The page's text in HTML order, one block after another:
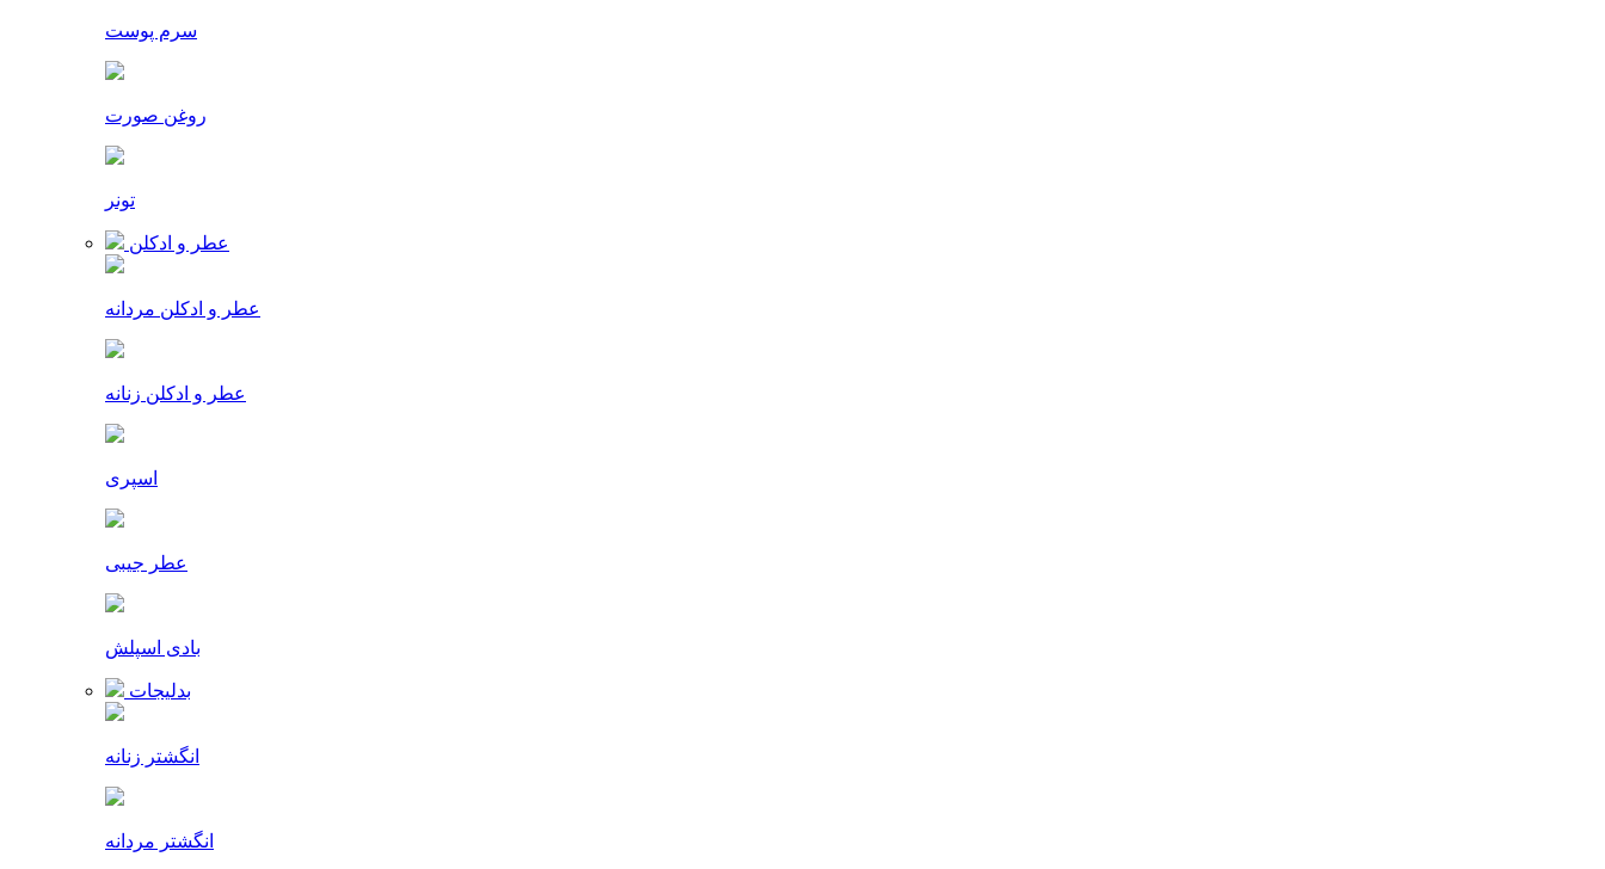
سرم پوست
روغن صورت
تونر
عطر و ادکلن
عطر و ادکلن مردانه
عطر و ادکلن زنانه
اسپری
عطر جیبی
بادی اسپلش
بدلیجات
انگشتر زنانه
انگشتر مردانه